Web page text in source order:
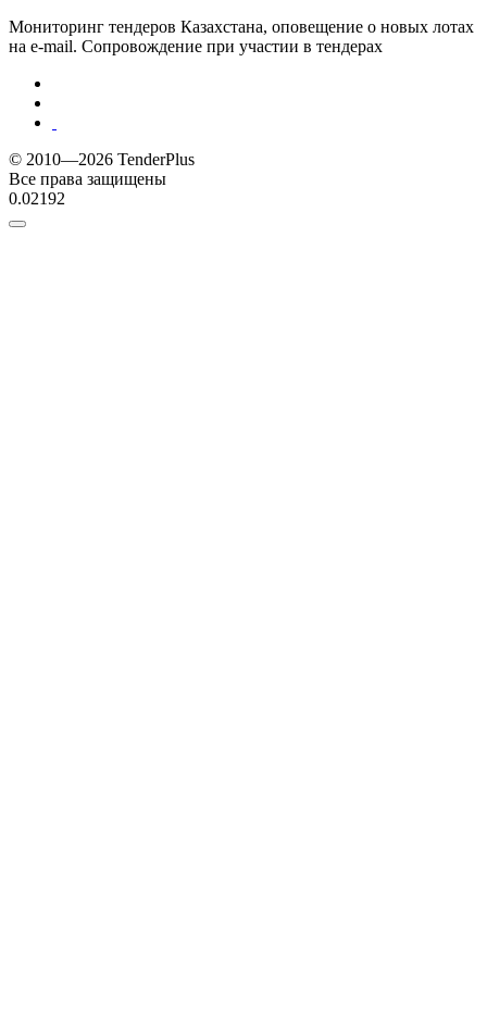
Мониторинг тендеров Казахстана, оповещение о новых лотах
на e-mail. Сопровождение при участии в тендерах
© 2010—2026 TenderPlus
Все права защищены
0.02192